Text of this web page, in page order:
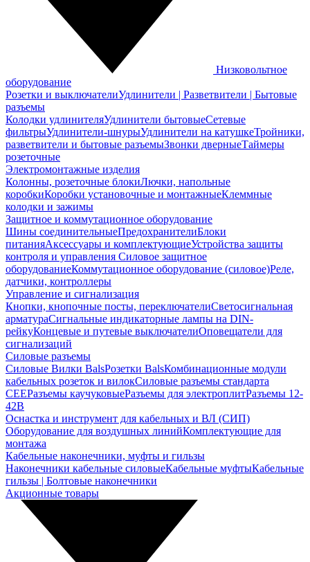
Низковольтное
оборудование
Розетки и выключателиУдлинители | Разветвители | Бытовые
разъемы
Колодки удлинителяУдлинители бытовыеСетевые
фильтрыУдлинители-шнурыУдлинители на катушкеТройники,
разветвители и бытовые разъемыЗвонки дверныеТаймеры
розеточные
Электромонтажные изделия
Колонны, розеточные блокиЛючки, напольные
коробкиКоробки установочные и монтажныеКлеммные
колодки и зажимы
Защитное и коммутационное оборудование
Шины соединительныеПредохранителиБлоки
питанияАксессуары и комплектующиеУстройства защиты
контроля и управления Силовое защитное
оборудованиеКоммутационное оборудование (силовое)Реле,
датчики, контроллеры
Управление и сигнализация
Кнопки, кнопочные посты, переключателиСветосигнальная
арматураСигнальные индикаторные лампы на DIN-
рейкуКонцевые и путевые выключателиОповещатели для
сигнализаций
Силовые разъемы
Силовые Вилки BalsРозетки BalsКомбинационные модули
кабельных розеток и вилокСиловые разъемы стандарта
CEEРазъемы каучуковыеРазъемы для электроплитРазъемы 12-
42В
Оснастка и инструмент для кабельных и ВЛ (СИП)
Оборудование для воздушных линийКомплектующие для
монтажа
Кабельные наконечники, муфты и гильзы
Наконечники кабельные силовыеКабельные муфтыКабельные
гильзы | Болтовые наконечники
Акционные товары